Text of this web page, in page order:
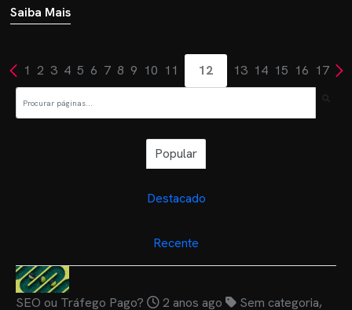
Saiba Mais
1 2 3 4 5 6 7 8 9 10 11 12 13 14 15 16 17
Popular
Destacado
Recente
SEO ou Tráfego Pago? 2 anos ago Sem categoria,